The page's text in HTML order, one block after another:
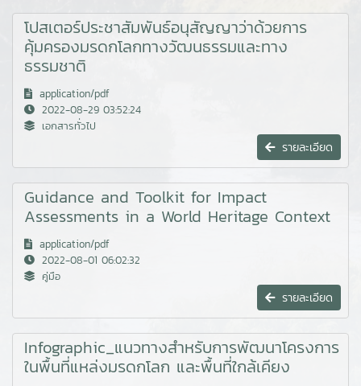
โปสเตอร์ประชาสัมพันธ์อนุสัญญาว่าด้วยการ
คุ้มครองมรดกโลกทางวัฒนธรรมและทาง
ธรรมชาติ
application/pdf
2022-08-29 03:52:24
เอกสารทั่วไป
รายละเอียด
Guidance and Toolkit for Impact
Assessments in a World Heritage Context
application/pdf
2022-08-01 06:02:32
คู่มือ
รายละเอียด
Infographic_แนวทางสำหรับการพัฒนาโครงการ
ในพื้นที่แหล่งมรดกโลก และพื้นที่ใกล้เคียง